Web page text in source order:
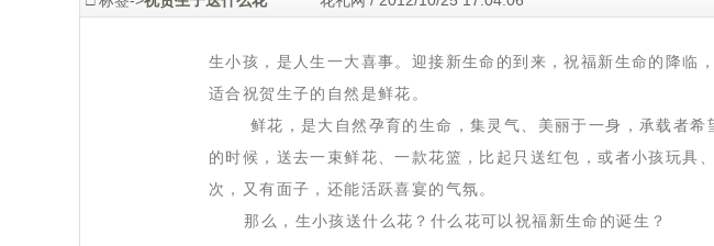
生小孩，是人生一大喜事。迎接新生命的到来，祝福新生命的降临
适合祝贺生子的自然是鲜花。
鲜花，是大自然孕育的生命，集灵气、美丽于一身，承载者希
的时候，送去一束鲜花、一款花篮，比起只送红包，或者小孩玩具
次，又有面子，还能活跃喜宴的气氛。
那么，生小孩送什么花？什么花可以祝福新生命的诞生？